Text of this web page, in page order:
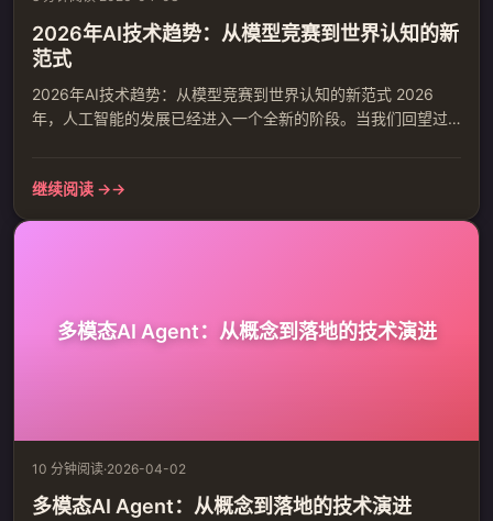
2026年AI技术趋势：从模型竞赛到世界认知的新
范式
2026年AI技术趋势：从模型竞赛到世界认知的新范式 2026
年，人工智能的发展已经进入一个全新的阶段。当我们回望过
发生根本性的转变。智源研究院近日发布的《2026十大AI技术
继续阅读 →
多模态AI Agent：从概念到落地的技术演进
10 分钟阅读·2026-04-02
多模态AI Agent：从概念到落地的技术演进